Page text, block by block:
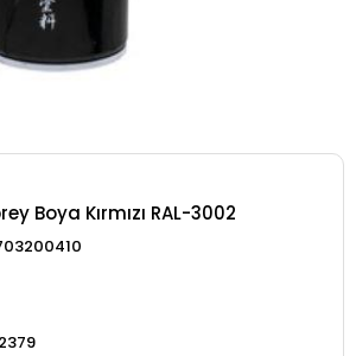
Boya Kırmızı RAL-3002